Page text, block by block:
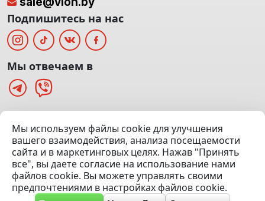
(Офис: 5 этаж | Осмотр авто: 5 этаж)
Посмотреть на карте
© 2020 — 2026 VION.BY — Продажа, выкуп и обмен | УНП
192961100 |Эвакуатор Минск
Мы используем файлы cookie для улучшения
вашего взаимодействия, анализа посещаемости
сайта и в маркетинговых целях. Нажав "Принять
все", вы даете согласие на использование нами
файлов cookie. Вы можете управлять своими
предпочтениями в настройках файлов cookie.
Подпишитесь на нас
Мы отвечаем в